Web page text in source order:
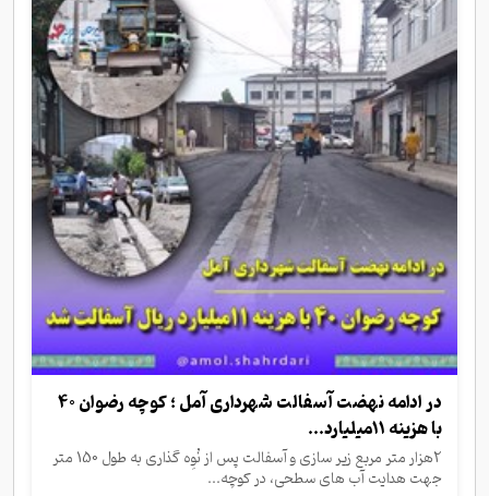
در ادامه نهضت آسفالت شهرداری آمل ؛ کوچه رضوان 40
با هزینه 11میلیارد...
2هزار متر مربع زیر سازی و آسفالت پس از نُوِه گذاری به طول 150 متر
جهت هدایت آب های سطحی، در کوچه...